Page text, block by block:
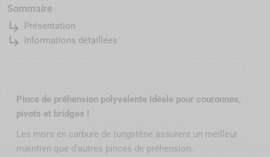
Sommaire
subdirectory_arrow_right Présentation
subdirectory_arrow_right Informations détaillées
Pince de préhension polyvalente idéale pour couronnes,
pivots et bridges !
Les mors en carbure de tungstène assurent un meilleur
maintien que d'autres pinces de préhension.